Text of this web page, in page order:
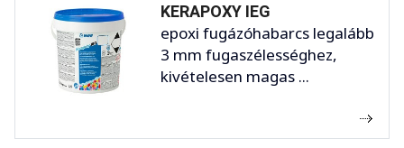
KERAPOXY IEG
epoxi fugázóhabarcs legalább
3 mm fugaszélességhez,
kivételesen magas ...